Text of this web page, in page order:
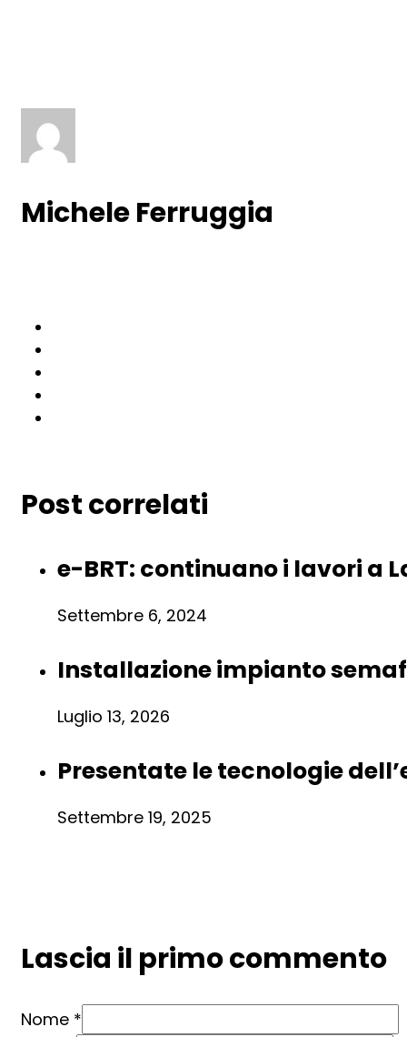
Michele Ferruggia
Post correlati
e-BRT: continuano i lavori a
Settembre 6, 2024
Installazione impianto
Luglio 13, 2026
Presentate le tecnologie
Settembre 19, 2025
Lascia il primo commento
Nome *